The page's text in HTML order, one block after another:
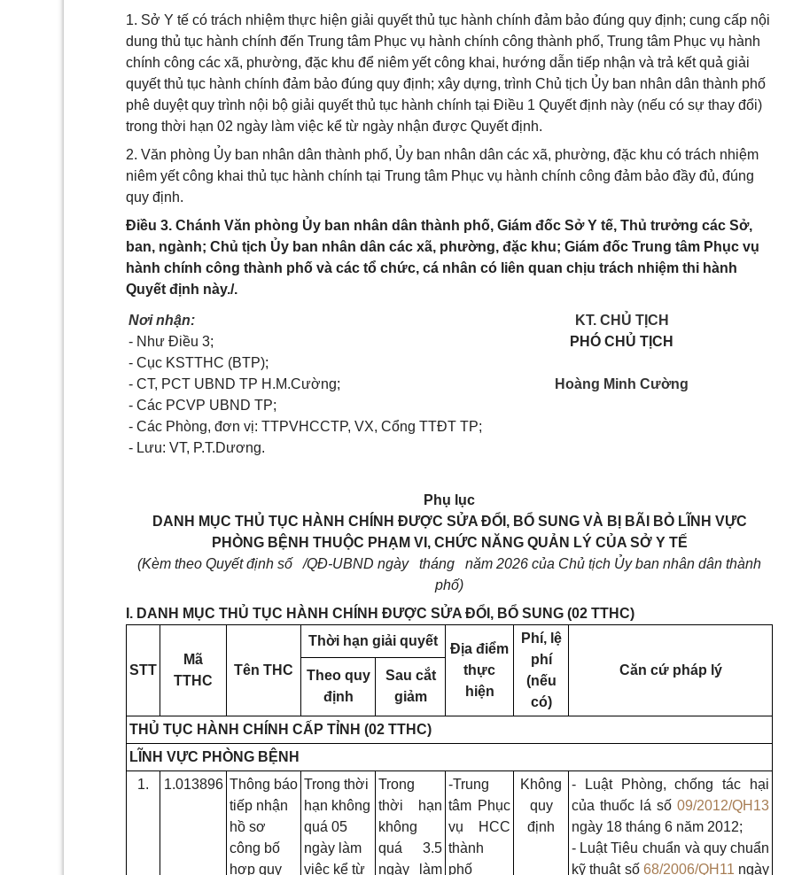
1. Sở Y tế có trách nhiệm thực hiện giải quyết thủ tục hành chính đảm bảo đúng quy định; cung cấp nội
dung thủ tục hành chính đến Trung tâm Phục vụ hành chính công thành phố, Trung tâm Phục vụ hành
chính công các xã, phường, đặc khu để niêm yết công khai, hướng dẫn tiếp nhận và trả kết quả giải
quyết thủ tục hành chính đảm bảo đúng quy định; xây dựng, trình Chủ tịch Ủy ban nhân dân thành phố
phê duyệt quy trình nội bộ giải quyết thủ tục hành chính tại Điều 1 Quyết định này (nếu có sự thay đổi)
trong thời hạn 02 ngày làm việc kể từ ngày nhận được Quyết định.
2. Văn phòng Ủy ban nhân dân thành phố, Ủy ban nhân dân các xã, phường, đặc khu có trách nhiệm
niêm yết công khai thủ tục hành chính tại Trung tâm Phục vụ hành chính công đảm bảo đầy đủ, đúng
quy định.
Điều 3. Chánh Văn phòng Ủy ban nhân dân thành phố, Giám đốc Sở Y tế, Thủ trưởng các Sở,
ban, ngành; Chủ tịch Ủy ban nhân dân các xã, phường, đặc khu; Giám đốc Trung tâm Phục vụ
hành chính công thành phố và các tổ chức, cá nhân có liên quan chịu trách nhiệm thi hành
Quyết định này./.
Nơi nhận:
- Như Điều 3;
- Cục KSTTHC (BTP);
- CT, PCT UBND TP H.M.Cường;
- Các PCVP UBND TP;
- Các Phòng, đơn vị: TTPVHCCTP, VX, Cổng TTĐT TP;
- Lưu: VT, P.T.Dương.
KT. CHỦ TỊCH
PHÓ CHỦ TỊCH
Hoàng Minh Cường
Phụ lục
DANH MỤC THỦ TỤC HÀNH CHÍNH ĐƯỢC SỬA ĐỔI, BỔ SUNG VÀ BỊ BÃI BỎ LĨNH VỰC
PHÒNG BỆNH THUỘC PHẠM VI, CHỨC NĂNG QUẢN LÝ CỦA SỞ Y TẾ
(Kèm theo Quyết định số
/QĐ-UBND ngày tháng
năm 2026 của Chủ tịch Ủy ban nhân dân thành
phố)
I. DANH MỤC THỦ TỤC HÀNH CHÍNH ĐƯỢC SỬA ĐỔI, BỔ SUNG (02 TTHC)
STT
Mã
TTHC
Tên THC
Thời hạn giải quyết
Địa điểm
thực
hiện
Phí, lệ
phí
(nếu
có)
Căn cứ pháp lý
Theo quy
định
Sau cắt
giảm
THỦ TỤC HÀNH CHÍNH CẤP TỈNH (02 TTHC)
LĨNH VỰC PHÒNG BỆNH
1.
1.013896 Thông báo
tiếp nhận
hồ sơ
công bố
hợp quy
Trong thời
hạn không
quá 05
ngày làm
việc kể từ
Trong
thời hạn
không
quá 3.5
ngày làm
-Trung
tâm Phục
vụ HCC
thành
phố
Không
quy
định
- Luật Phòng, chống tác hại
của thuốc lá số 09/2012/QH13
ngày 18 tháng 6 năm 2012;
- Luật Tiêu chuẩn và quy chuẩn
kỹ thuật số 68/2006/QH11 ngày